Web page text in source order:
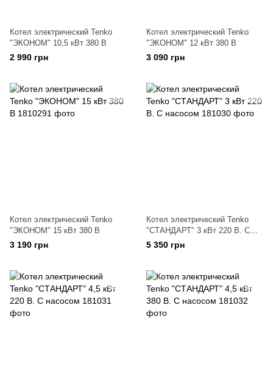
Котел электрический Tenko
"ЭКОНОМ" 10,5 кВт 380 В
2 990 грн
Котел электрический Tenko
"ЭКОНОМ" 12 кВт 380 В
3 090 грн
Котел электрический Tenko
"ЭКОНОМ" 15 кВт 380 В
3 190 грн
Котел электрический Tenko
"СТАНДАРТ" 3 кВт 220 В. С
насосом
5 350 грн